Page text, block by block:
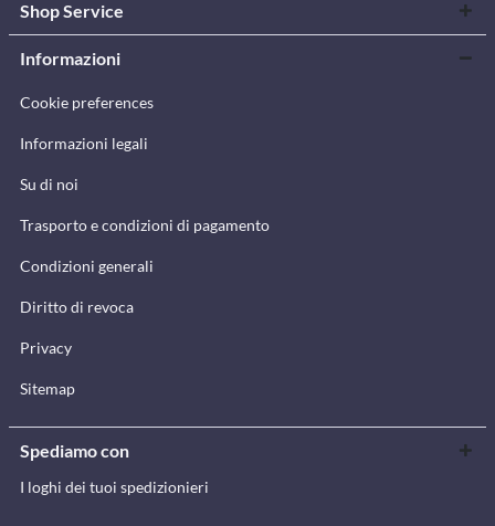
Shop Service
Informazioni
Cookie preferences
Informazioni legali
Su di noi
Trasporto e condizioni di pagamento
Condizioni generali
Diritto di revoca
Privacy
Sitemap
Spediamo con
I loghi dei tuoi spedizionieri